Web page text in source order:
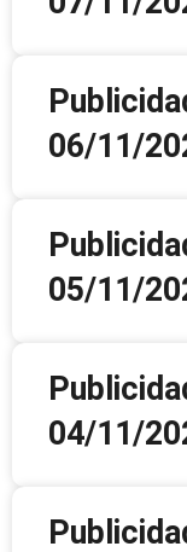
06/11/
05/11/
04/11/